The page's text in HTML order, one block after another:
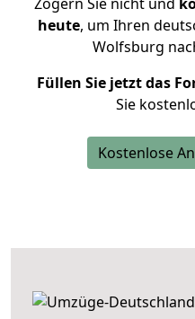
heute, um Ihren
Wolfsburg
Füllen Sie jetzt das
Sie
Kostenlose